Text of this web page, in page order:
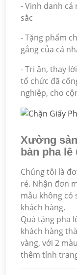
- Vinh danh
sắc
- Tặng phẩm
gắng của cá
- Tri ân, thay
tổ chức đã
nghiệp, cho
Xưởng
bàn pha
Chúng tôi là
rẻ. Nhận đơn
mẫu không có
khách hàng.
Quà tặng pha
khách hàng
vàng, với 2
thêm tính